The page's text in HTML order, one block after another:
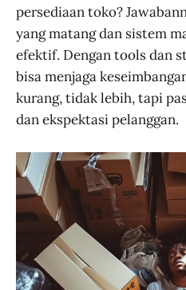
persediaan toko?
yang matang dan sistem
efektif. Dengan tools dan
bisa menjaga
kurang, tidak lebih, tapi
dan ekspektasi pelanggan.